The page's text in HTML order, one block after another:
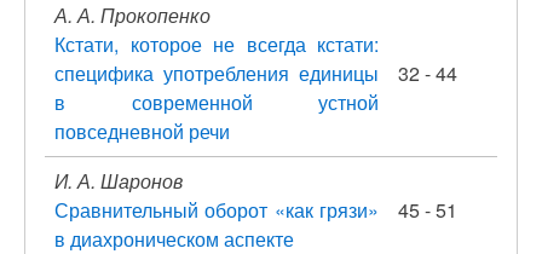
А. А. Прокопенко
Кстати, которое не всегда кстати:
специфика употребления единицы
в современной устной
повседневной речи
32 - 44
И. А. Шаронов
Сравнительный оборот «как грязи»
в диахроническом аспекте
45 - 51